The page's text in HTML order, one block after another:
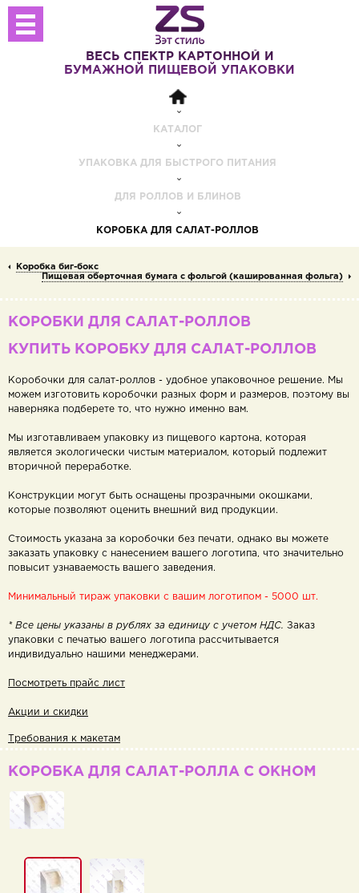
ВЕСЬ СПЕКТР
КАРТОННОЙ И
БУМАЖНОЙ
ПИЩЕВОЙ УПАКОВКИ
КАТАЛОГ
УПАКОВКА ДЛЯ БЫСТРОГО ПИТАНИЯ
ДЛЯ РОЛЛОВ И БЛИНОВ
КОРОБКА ДЛЯ САЛАТ-РОЛЛОВ
Коробка биг-бокс
Пищевая оберточная бумага с фольгой (кашированная фольга)
КОРОБКИ ДЛЯ САЛАТ-РОЛЛОВ
КУПИТЬ КОРОБКУ ДЛЯ САЛАТ-РОЛЛОВ
Коробочки для салат-роллов - удобное упаковочное решение. Мы
можем изготовить коробочки разных форм и размеров, поэтому вы
наверняка подберете то, что нужно именно вам.
Мы изготавливаем упаковку из пищевого картона, которая
является экологически чистым материалом, который подлежит
вторичной переработке.
Конструкции могут быть оснащены прозрачными окошками,
которые позволяют оценить внешний вид продукции.
Стоимость указана за коробочки без печати, однако вы можете
заказать упаковку с нанесением вашего логотипа, что значительно
повысит узнаваемость вашего заведения.
Минимальный тираж упаковки с вашим логотипом - 5000 шт.
* Все цены указаны в рублях за единицу с учетом НДС. Заказ
упаковки с печатью вашего логотипа рассчитывается
индивидуально нашими менеджерами.
Посмотреть прайс лист
Акции и скидки
Требования к макетам
КОРОБКА ДЛЯ САЛАТ-РОЛЛА С ОКНОМ